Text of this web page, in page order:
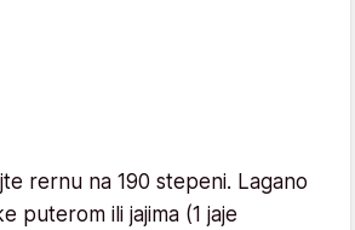
rernu na 190 stepeni. Lagano
puterom ili jajima (1 jaje